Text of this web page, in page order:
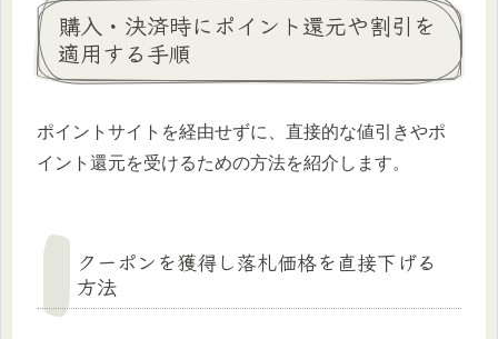
購入・決済時にポイント還元や割引を
適用する手順
ポイントサイトを経由せずに、直接的な値引きやポ
イント還元を受けるための方法を紹介します。
クーポンを獲得し落札価格を直接下げる
方法